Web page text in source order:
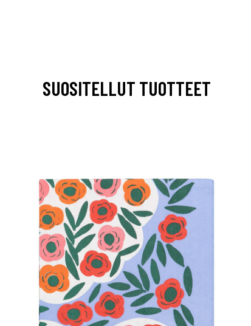
SUOSITELLUT TUOTTEET